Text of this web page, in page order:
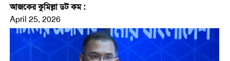
আজকের কুমিল্লা ডট কম :
April 25, 2026